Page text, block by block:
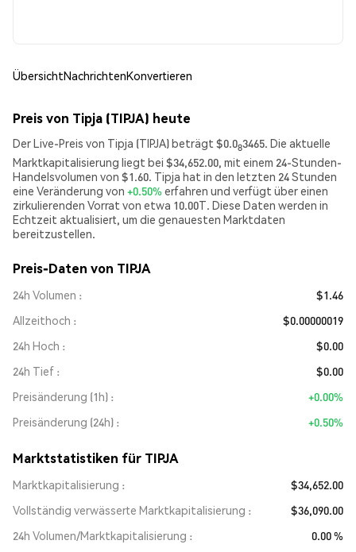
ÜbersichtNachrichtenKonvertieren
Preis von Tipja (TIPJA) heute
Der Live-Preis von Tipja (TIPJA) beträgt $0.083465. Die aktuelle
Marktkapitalisierung liegt bei $34,652.00, mit einem 24-Stunden-
Handelsvolumen von $1.60. Tipja hat in den letzten 24 Stunden
eine Veränderung von +0.50% erfahren und verfügt über einen
zirkulierenden Vorrat von etwa 10.00T. Diese Daten werden in
Echtzeit aktualisiert, um die genauesten Marktdaten
bereitzustellen.
Preis-Daten von TIPJA
24h Volumen
$1.46
Allzeithoch
$0.00000019
24h Hoch
$0.00
24h Tief
$0.00
Preisänderung (1h)
+0.00%
Preisänderung (24h)
+0.50%
Marktstatistiken für TIPJA
Marktkapitalisierung
$34,652.00
Vollständig verwässerte Marktkapitalisierung
$36,090.00
24h Volumen/Marktkapitalisierung
0.00 %